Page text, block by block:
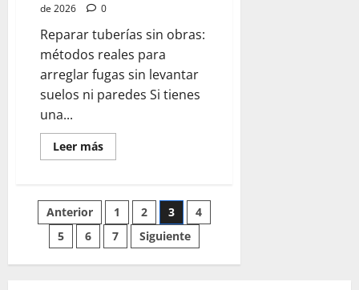
de 2026
0
Reparar tuberías sin obras:
métodos reales para
arreglar fugas sin levantar
suelos ni paredes Si tienes
una...
Leer másLeer
más
tuberías
sin
obras
Paginación
Anterior 1 2 3
4
5
6 7 Siguiente